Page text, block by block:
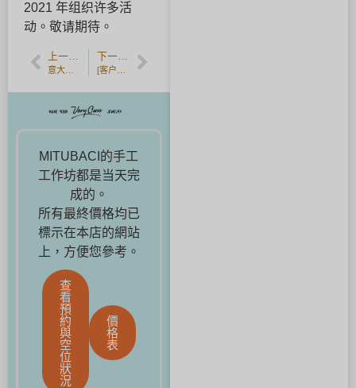
2021 年组织许多活
动。敬请期待。
MITUBACI的手工
工作坊都是当天完
成的。
所有最終價格均已
標示在本店的網站
上，方便您參考。
查
看
預
約
與
空
位
狀
況
價
格
表